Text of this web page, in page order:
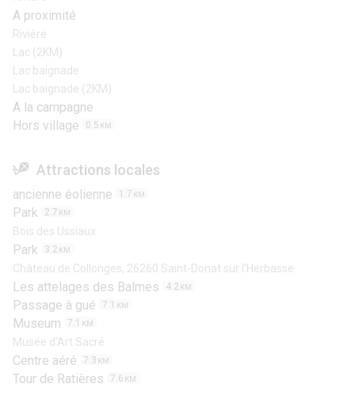
A proximité
Rivière
Lac (2KM)
Lac baignade
Lac baignade (2KM)
A la campagne
Hors village
0.5 KM
Attractions locales
ancienne éolienne 1.7 KM
Park 2.7 KM
Bois des Ussiaux
Park 3.2 KM
Château de Collonges, 26260 Saint-Donat sur l'Herbasse
Les attelages des Balmes 4.2 KM
Passage à gué 7.1 KM
Museum 7.1 KM
Musée d'Art Sacré
Centre aéré 7.3 KM
Tour de Ratières 7.6 KM